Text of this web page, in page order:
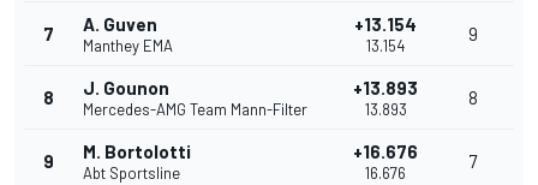
7 A. Guven
Manthey EMA
+13.154
13.154
9
8 J. Gounon
Mercedes-AMG Team Mann-Filter
+13.893
13.893
8
9 M. Bortolotti
Abt Sportsline
+16.676
16.676
7